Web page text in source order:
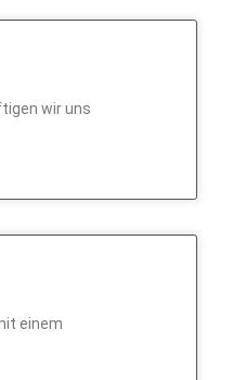
wir uns
einem